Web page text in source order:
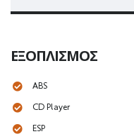
ΕΞΟΠΛΙΣΜΌΣ
ABS
CD Player
ESP